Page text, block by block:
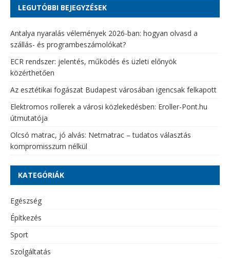
LEGUTÓBBI BEJEGYZÉSEK
Antalya nyaralás vélemények 2026-ban: hogyan olvasd a
szállás- és programbeszámolókat?
ECR rendszer: jelentés, működés és üzleti előnyök
közérthetően
Az esztétikai fogászat Budapest városában igencsak felkapott
Elektromos rollerek a városi közlekedésben: Eroller-Pont.hu
útmutatója
Olcsó matrac, jó alvás: Netmatrac – tudatos választás
kompromisszum nélkül
KATEGÓRIÁK
Egészség
Építkezés
Sport
Szolgáltatás